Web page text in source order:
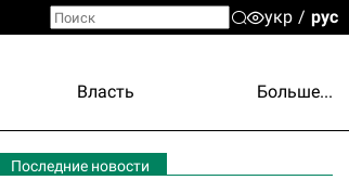
укр рус
Власть Больше...
Последние новости